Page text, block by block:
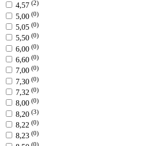
4,57 (2)
5,00 (0)
5,05 (0)
5,50 (0)
6,00 (0)
6,60 (0)
7,00 (0)
7,30 (0)
7,32 (0)
8,00 (0)
8,20 (3)
8,22 (0)
8,23 (0)
(0)